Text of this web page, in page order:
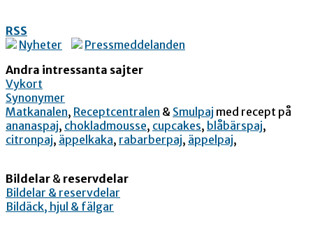
RSS
Nyheter
Pressmeddelanden
Andra intressanta sajter
Vykort
Synonymer
Matkanalen, Receptcentralen & Smulpaj med recept på
ananaspaj, chokladmousse, cupcakes, blåbärspaj,
citronpaj, äppelkaka, rabarberpaj, äppelpaj,
Bildelar & reservdelar
Bildelar & reservdelar
Bildäck, hjul & fälgar